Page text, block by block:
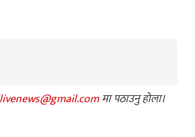
मा पठाउनु होला।